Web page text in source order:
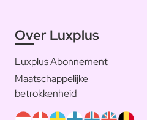
Over Luxplus
Luxplus Abonnement
Maatschappelijke
betrokkenheid